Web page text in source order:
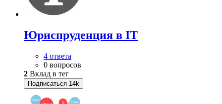
Юриспруденция в IT
4 ответа
0 вопросов
2 Вклад в тег
Подписаться 14k